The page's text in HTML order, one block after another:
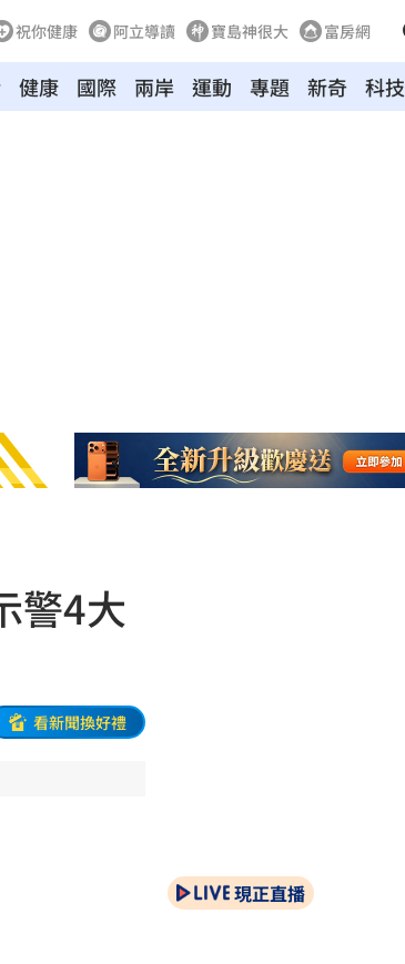
祝你健康 阿立導讀 寶島神很大 富房網
健康 國際 兩岸 運動 專題 新奇 科技
警4大
看新聞換好禮
現正直播